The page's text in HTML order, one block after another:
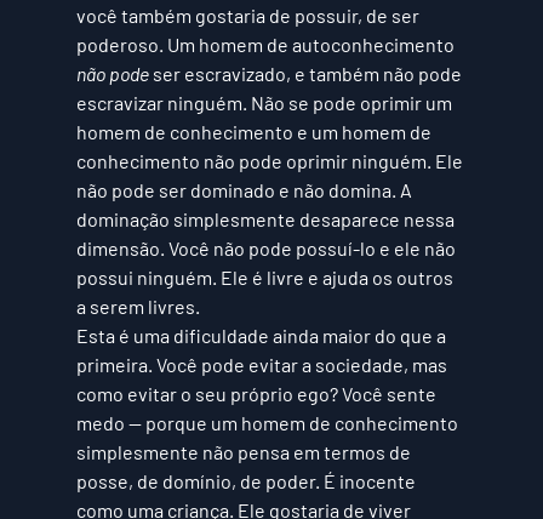
você também gostaria de possuir, de ser
poderoso. Um homem de autoconhecimento
não pode ser escravizado, e também não pode
escravizar ninguém. Não se pode oprimir um
homem de conhecimento e um homem de
conhecimento não pode oprimir ninguém. Ele
não pode ser dominado e não domina. A
dominação simplesmente desaparece nessa
dimensão. Você não pode possuí-lo e ele não
possui ninguém. Ele é livre e ajuda os outros
a serem livres.
Esta é uma dificuldade ainda maior do que a
primeira. Você pode evitar a sociedade, mas
como evitar o seu próprio ego? Você sente
medo — porque um homem de conhecimento
simplesmente não pensa em termos de
posse, de domínio, de poder. É inocente
como uma criança. Ele gostaria de viver